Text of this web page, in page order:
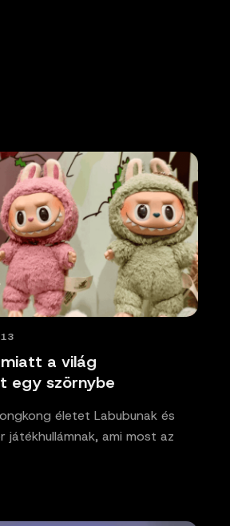
a világ
egy szörnybe
életet Labubunak és
játékhullámnak, ami most az